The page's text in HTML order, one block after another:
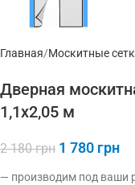
Главная Москитные
Дверная
1,1х2,05 м
2 180грн 1 780 грн
— производим под ваши